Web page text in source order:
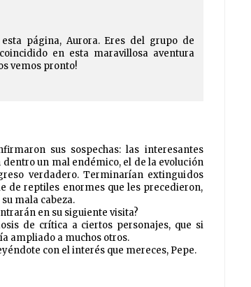
página, Aurora. Eres del grupo de
en esta maravillosa aventura
vemos pronto!
sus sospechas: las interesantes
un mal endémico, el de la evolución
verdadero. Terminarían extinguidos
de reptiles enormes que les precedieron,
mala cabeza.
en su siguiente visita?
de crítica a ciertos personajes, que si
ampliado a muchos otros.
con el interés que mereces, Pepe.